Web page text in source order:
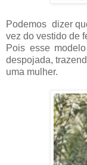
Podemos dizer
vez do vestido de
Pois esse
despojada,
uma mulher.